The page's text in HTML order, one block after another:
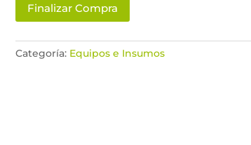
acero
cantidad
Finalizar Compra
Categoría: Equipos e Insumos